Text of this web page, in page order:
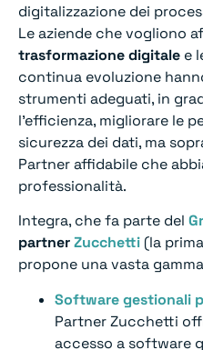
digitalizzazione dei
Le aziende che vogliono
trasformazione digitale e
continua evoluzione
strumenti adeguati, in
l’efficienza, migliorare le
sicurezza dei dati, ma
Partner affidabile che
professionalità.
Integra, che fa parte del
partnerZucchetti (la
propone una vasta
Software gestionali
Partner Zucchetti
accesso a software